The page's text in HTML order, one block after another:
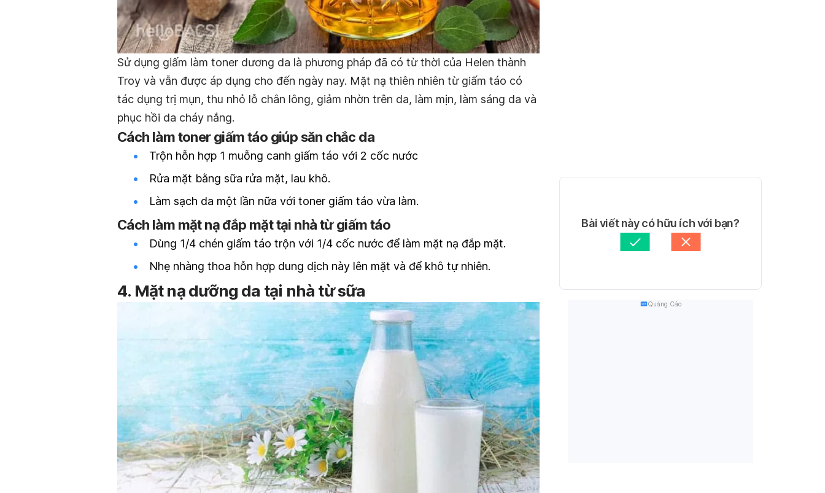
Sử dụng giấm làm toner dương da là phương pháp đã có từ thời của Helen thành
Troy và vẫn được áp dụng cho đến ngày nay. Mặt nạ thiên nhiên từ giấm táo có
tác dụng trị mụn, thu nhỏ lỗ chân lông, giảm nhờn trên da, làm mịn, làm sáng da và
phục hồi da cháy nắng.
Cách làm toner giấm táo giúp săn chắc da
Trộn hỗn hợp 1 muỗng canh giấm táo với 2 cốc nước
Rửa mặt bằng sữa rửa mặt, lau khô.
Làm sạch da một lần nữa với toner giấm táo vừa làm.
Cách làm mặt nạ đắp mặt tại nhà từ giấm táo
Dùng 1/4 chén giấm táo trộn với 1/4 cốc nước để làm mặt nạ đắp mặt.
Nhẹ nhàng thoa hỗn hợp dung dịch này lên mặt và để khô tự nhiên.
4. Mặt nạ dưỡng da tại nhà từsữa
Bài viết này có hữu ích với bạn?
Quảng Cáo